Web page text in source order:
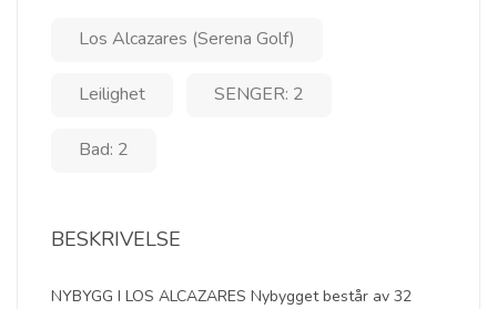
Los Alcazares (Serena Golf)
Leilighet SENGER: 2
Bad: 2
BESKRIVELSE
NYBYGG I LOS ALCAZARES Nybygget består av 32